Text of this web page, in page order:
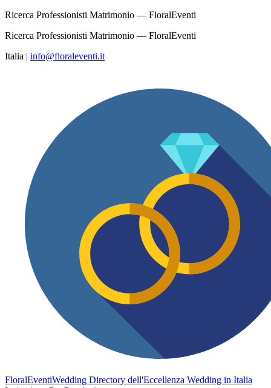
Ricerca Professionisti Matrimonio — FloralEventi
Ricerca Professionisti Matrimonio — FloralEventi
Italia | info@floraleventi.it
FloralEventiWedding Directory dell'Eccellenza Wedding in Italia